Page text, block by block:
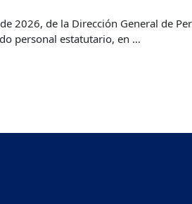
2026, de la Dirección General de
personal estatutario, en …